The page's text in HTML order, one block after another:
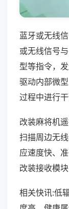
蓝牙或无线
或无线信号
型等指令，
驱动内部微
过程中进行
改装麻将机
扫描周边无
应速度快、
改装接收模
相关快讯:低